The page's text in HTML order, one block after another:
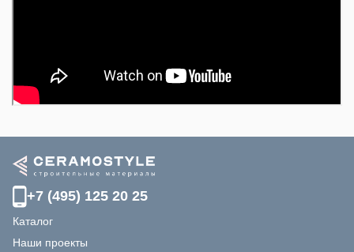
+7 (495) 125 20 25
Каталог
Наши проекты